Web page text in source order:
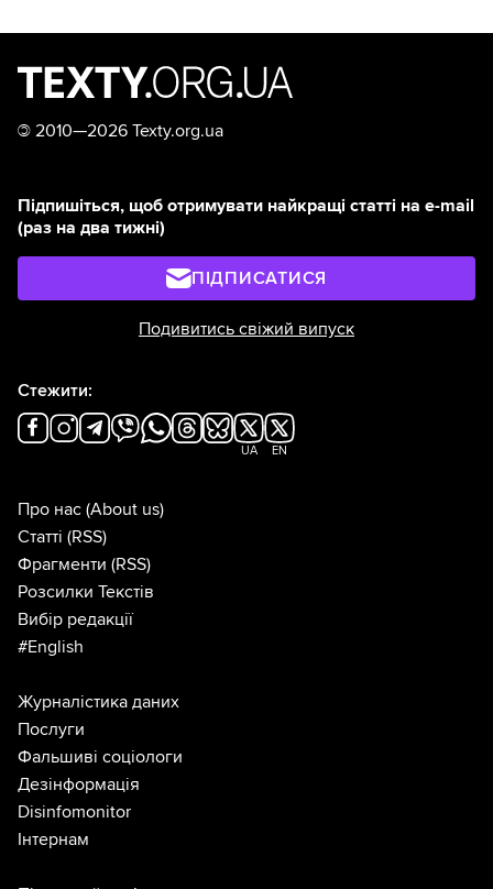
© 2010—2026 Texty.org.ua
Підпишіться, щоб отримувати найкращі статті на e-mail
(раз на два тижні)
ПІДПИСАТИСЯ
Подивитись свіжий випуск
Стежити:
UA EN
Про нас (About us)
Статті (RSS)
Фрагменти (RSS)
Розсилки Текстів
Вибір редакції
#English
Журналістика даних
Послуги
Фальшиві соціологи
Дезінформація
Disinfomonitor
Інтернам